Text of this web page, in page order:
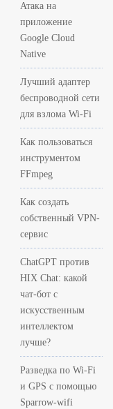
Атака на
приложение
Google Cloud
Native
Лучший адаптер
беспроводной сети
для взлома Wi-Fi
Как пользоваться
инструментом
FFmpeg
Как создать
собственный VPN-
сервис
ChatGPT против
HIX Chat: какой
чат-бот с
искусственным
интеллектом
лучше?
Разведка по Wi-Fi
и GPS с помощью
Sparrow-wifi